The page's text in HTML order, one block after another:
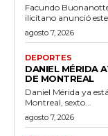
Facundo
ilicitano anunció
agosto 7, 2026
DEPORTES
DANIEL MÉRIDA
DE MONTREAL
Daniel Mérida ya
Montreal, sexto...
agosto 7, 2026